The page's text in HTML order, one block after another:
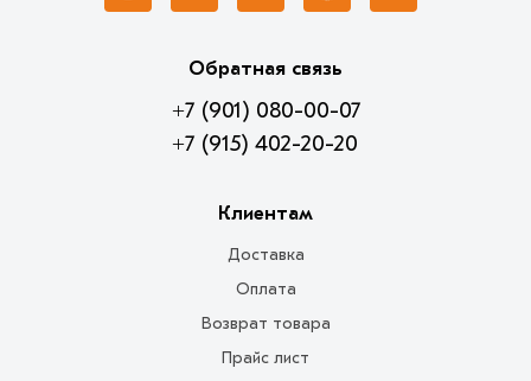
Обратная связь
+7 (901) 080-00-07
+7 (915) 402-20-20
Клиентам
Доставка
Оплата
Возврат товара
Прайс лист